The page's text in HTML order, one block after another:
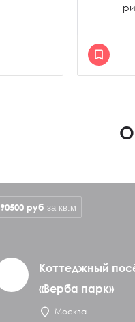
Коттеджный
«Верба парк»
Москва
90500 руб за кв.м